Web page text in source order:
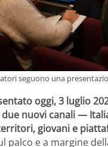
seguono una
oggi, 3 luglio
nuovi canali —
giovani e
palco e a margine